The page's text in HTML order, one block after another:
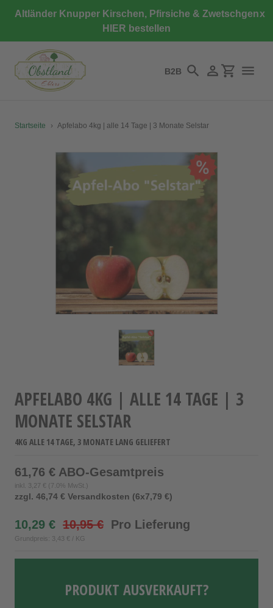
zumAltländer Knupper Kirschen, Pfirsiche & Zwetschgen
HIER bestellen
x
B2B SuchenEinloggen
Startseite › Apfelabo 4kg | alle 14 Tage | 3 Monate Selstar
APFELABO 4KG | ALLE 14 TAGE | 3
MONATE SELSTAR
4KG ALLE 14 TAGE, 3 MONATE LANG GELIEFERT
61,76 € ABO-Gesamtpreis
inkl. 3,27 € (7.0% MwSt.)
zzgl. 46,74 € Versandkosten (6x7,79 €)
10,29 € 10,95 € Pro Lieferung
Grundpreis: 3,43 € / KG
PRODUKT AUSVERKAUFT?